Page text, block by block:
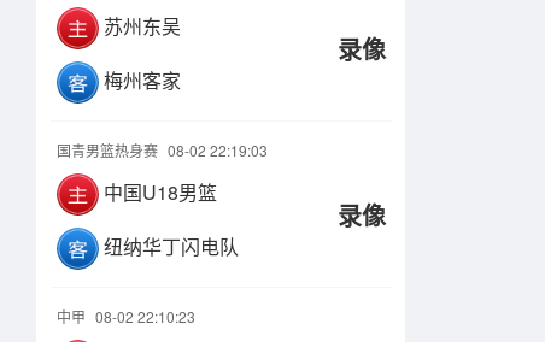
苏州东吴
梅州客家
录像
国青男篮热身赛 08-02 22:19:03
中国U18男篮
纽纳华丁闪电队
录像
中甲 08-02 22:10:23